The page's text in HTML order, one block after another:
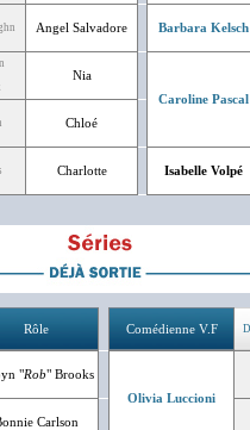
Angel Salvadore Barbara Kelsch
Nia
Caroline Pascal
Chloé
Charlotte Isabelle Volpé
Rôle Comédienne V.F
"Rob" Brooks
Olivia Luccioni
Carlson